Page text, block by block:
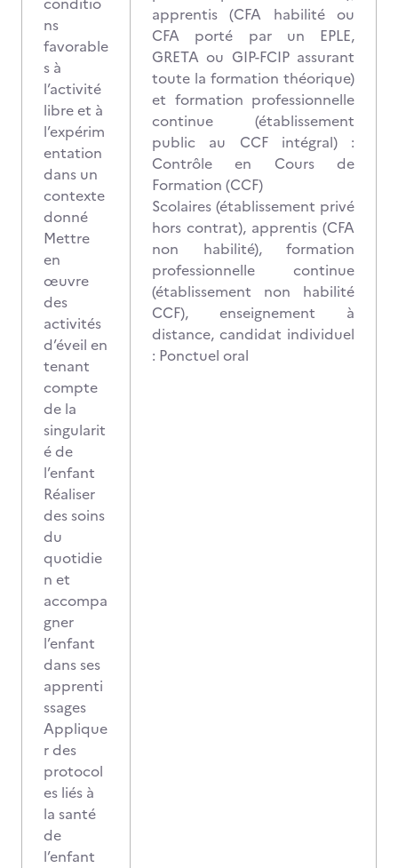
ns
favorable
s à
l’activité
libre et à
l’expérim
entation
dans un
contexte
donné
Mettre
en
œuvre
des
activités
d’éveil en
tenant
compte
de la
singularit
é de
l’enfant
Réaliser
des soins
du
quotidie
n et
accompa
gner
l’enfant
dans ses
apprenti
ssages
Applique
r des
protocol
es liés à
la santé
de
l’enfant
apprentis (CFA habilité ou
CFA porté par un EPLE,
GRETA ou GIP-FCIP assurant
toute la formation théorique)
et formation professionnelle
continue (établissement
public au CCF intégral) :
Contrôle en Cours de
Formation (CCF)
Scolaires (établissement privé
hors contrat), apprentis (CFA
non habilité), formation
professionnelle continue
(établissement non habilité
CCF), enseignement à
distance, candidat individuel
: Ponctuel oral